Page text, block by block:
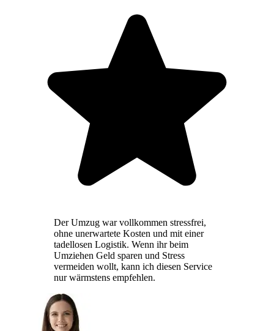
Der Umzug war vollkommen stressfrei,
ohne unerwartete Kosten und mit einer
tadellosen Logistik. Wenn ihr beim
Umziehen Geld sparen und Stress
vermeiden wollt, kann ich diesen Service
nur wärmstens empfehlen.